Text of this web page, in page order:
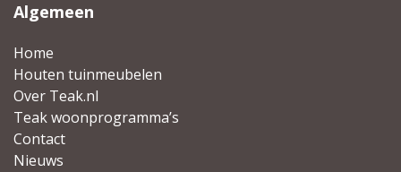
Algemeen
Home
Houten tuinmeubelen
Over Teak.nl
Teak woonprogramma’s
Contact
Nieuws